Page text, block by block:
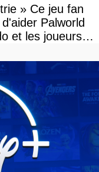
» Ce jeu fan
Palworld
et les joueurs